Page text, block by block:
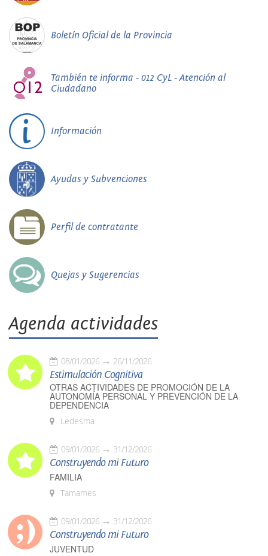
Boletín Oficial de la Provincia
También te informa - 012 CyL - Atención al
Ciudadano
Información
Ayudas y Subvenciones
Perfil de contratante
Quejas y Sugerencias
Agenda actividades
08/01/2026 26/11/2026
Estimulación Cognitiva
OTRAS ACTIVIDADES DE PROMOCIÓN DE LA
AUTONOMÍA PERSONAL Y PREVENCIÓN DE LA
DEPENDENCIA
Ledesma
09/01/2026 31/12/2026
Construyendo mi Futuro
FAMILIA
Tamames
09/01/2026 31/12/2026
Construyendo mi Futuro
JUVENTUD